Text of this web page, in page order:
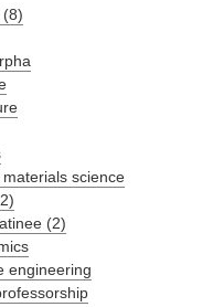
(8)
science
(2)
engineering